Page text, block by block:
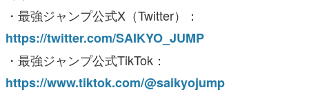
・最強ジャンプ公式X（Twitter）：
https://twitter.com/SAIKYO_JUMP
・最強ジャンプ公式TikTok：
https://www.tiktok.com/@saikyojump